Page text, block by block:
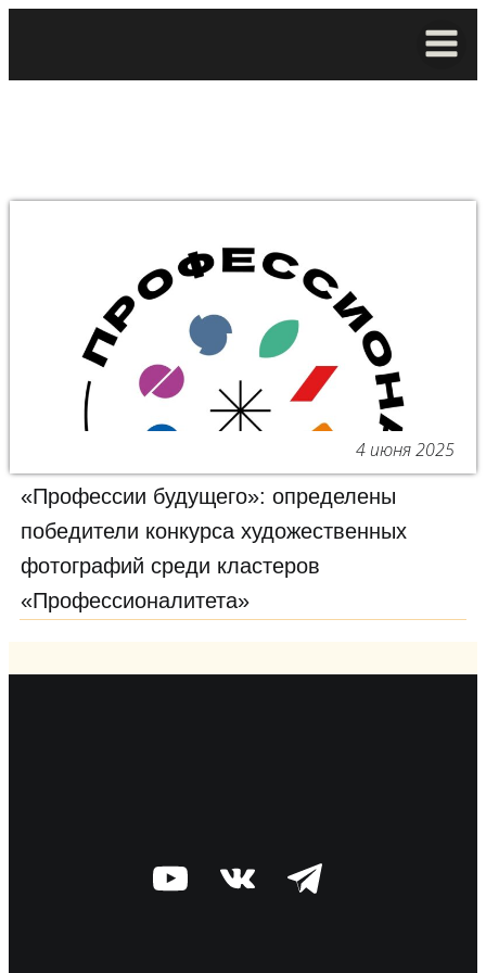
4 июня 2025
«Профессии будущего»: определены
победители конкурса художественных
фотографий среди кластеров
«Профессионалитета»